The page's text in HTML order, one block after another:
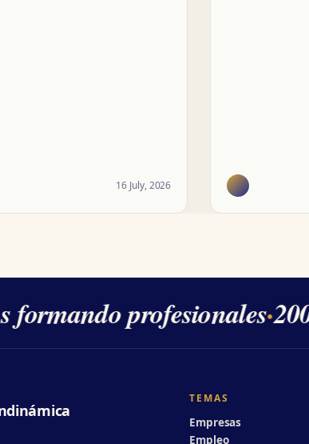
16 July, 2026
profesionales·
dinámica
TEMAS
Empresas
Empleo